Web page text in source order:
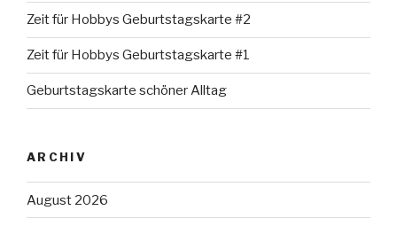
Zeit für Hobbys Geburtstagskarte #2
Zeit für Hobbys Geburtstagskarte #1
Geburtstagskarte schöner Alltag
ARCHIV
August 2026